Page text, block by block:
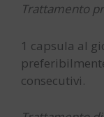
Trattamento
1 capsula al
consecutivi.